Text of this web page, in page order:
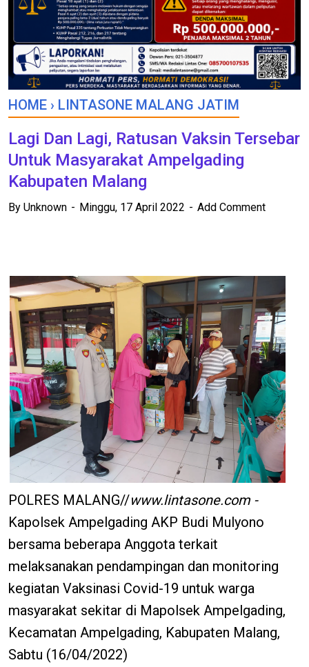
HOME › LINTASONE MALANG JATIM
Lagi Dan Lagi, Ratusan Vaksin Tersebar
Untuk Masyarakat Ampelgading
Kabupaten Malang
By Unknown Minggu, 17 April 2022 Add Comment
POLRES MALANG//www.lintasone.com -
Kapolsek Ampelgading AKP Budi Mulyono
bersama beberapa Anggota terkait
melaksanakan pendampingan dan monitoring
kegiatan Vaksinasi Covid-19 untuk warga
masyarakat sekitar di Mapolsek Ampelgading,
Kecamatan Ampelgading, Kabupaten Malang,
Sabtu (16/04/2022)